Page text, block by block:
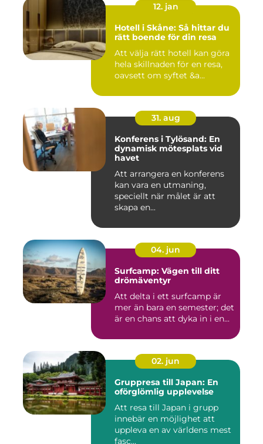
12. jan
Hotell i Skåne: Så hittar du
rätt boende för din resa
Att välja rätt hotell kan göra
hela skillnaden för en resa,
oavsett om syftet &a...
31. aug
Konferens i Tylösand: En
dynamisk mötesplats vid
havet
Att arrangera en konferens
kan vara en utmaning,
speciellt när målet är att
skapa en...
04. jun
Surfcamp: Vägen till ditt
drömäventyr
Att delta i ett surfcamp är
mer än bara en semester; det
är en chans att dyka in i en...
02. jun
Gruppresa till Japan: En
oförglömlig upplevelse
Att resa till Japan i grupp
innebär en möjlighet att
uppleva en av världens mest
fasc...